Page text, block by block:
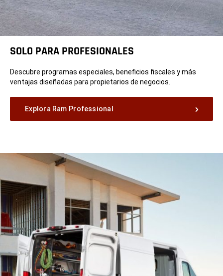
SOLO PARA PROFESIONALES
Descubre programas especiales, beneficios fiscales y más
ventajas diseñadas para propietarios de negocios.
Explora Ram Professional